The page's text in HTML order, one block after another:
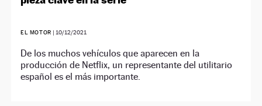
EL MOTOR | 10/12/2021
De los muchos vehículos que aparecen en la
producción de Netflix, un representante del utilitario
español es el más importante.